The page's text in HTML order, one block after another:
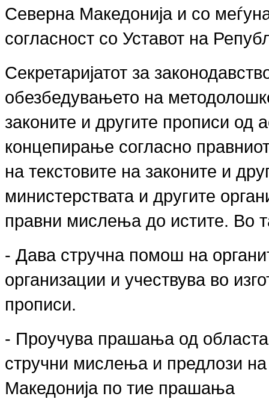
Северна Македонија и со
согласност со Уставот на
Секретаријатот за
обезбедувањето на
законите и другите прописи од
концепирање согласно
на текстовите на законите и
министерствата и другите
правни мислења до истите. Во
- Дава стручна помош на
организации и учествува во
прописи.
- Проучува прашања од
стручни мислења и предлози
Македонија по тие прашања